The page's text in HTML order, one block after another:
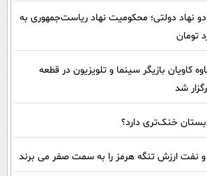
نهاد دولتی؛ محکومیت نهاد ریاست‌جمهوری به
کاویان بازیگر سینما و تلویزیون در قطعه
شد
خنک‌تری دارد؟